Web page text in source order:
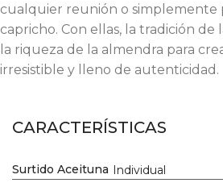
cualquier reunión o simplemente
capricho. Con ellas, la tradición de
la riqueza de la almendra para
irresistible y lleno de autenticidad.
CARACTERÍSTICAS
Surtido Aceituna Individual